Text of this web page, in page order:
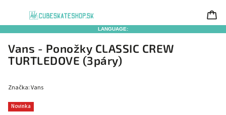
LANGUAGE:
Vans - Ponožky CLASSIC CREW
TURTLEDOVE (3páry)
Novinka
Značka:Vans